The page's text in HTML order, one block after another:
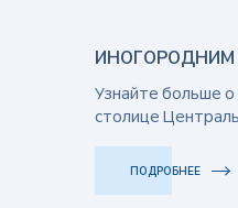
ИНОГОРОДНИМ
Узнайте больше
столице
ПОДРОБНЕЕ